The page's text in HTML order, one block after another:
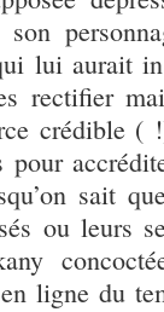
lui aurait
rectifier
crédible (
pour
sait
ou leurs
ligne du